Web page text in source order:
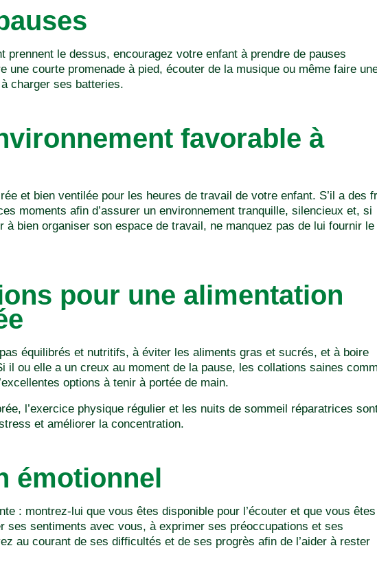
prennent le dessus, encouragez votre enfant à prendre de pauses
une courte promenade à pied, écouter de la musique ou même faire
charger ses batteries.
favorable à
et bien ventilée pour les heures de travail de votre enfant. S’il a des
moments afin d’assurer un environnement tranquille, silencieux et, si
à bien organiser son espace de travail, ne manquez pas de lui fournir le
pour une alimentation
équilibrés et nutritifs, à éviter les aliments gras et sucrés, et à boire
il ou elle a un creux au moment de la pause, les collations saines
options à tenir à portée de main.
l’exercice physique régulier et les nuits de sommeil réparatrices
et améliorer la concentration.
émotionnel
: montrez-lui que vous êtes disponible pour l’écouter et que vous
ses sentiments avec vous, à exprimer ses préoccupations et ses
au courant de ses difficultés et de ses progrès afin de l’aider à rester